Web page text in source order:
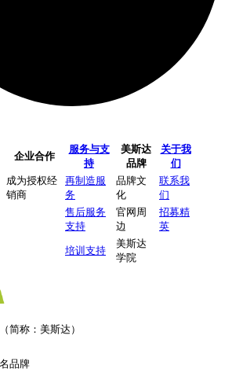
企业合作
服务与支
持
美斯达
品牌
关于我
们
成为授权经
销商
再制造服
务
品牌文
化
联系我
们
售后服务
支持
官网周
边
招募精
英
培训支持
美斯达
学院
简称：美斯达）
品牌